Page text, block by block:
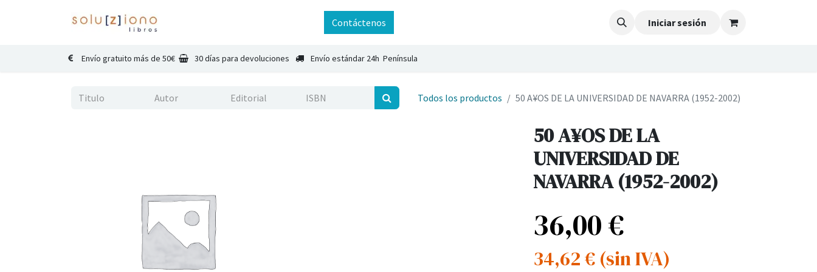
Contáctenos Iniciar sesión
Envío gratuito más de 50€ 30 días para devoluciones Envío estándar 24h Península
Todos los productos 50 A¥OS DE LA UNIVERSIDAD DE NAVARRA (1952-2002)
50 A¥OS DE LA
UNIVERSIDAD DE
NAVARRA (1952-2002)
36,00€
34,62€ (sin IVA)